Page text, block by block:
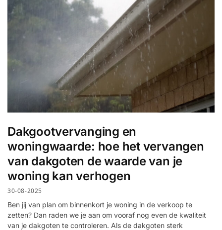
Dakgootvervanging en
woningwaarde: hoe het vervangen
van dakgoten de waarde van je
woning kan verhogen
30-08-2025
Ben jij van plan om binnenkort je woning in de verkoop te
zetten? Dan raden we je aan om vooraf nog even de kwaliteit
van je dakgoten te controleren. Als de dakgoten sterk